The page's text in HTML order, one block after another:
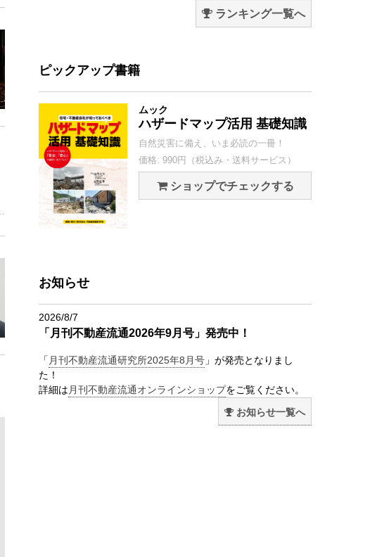
ランキング一覧へ
ピックアップ書籍
ムック
ハザードマップ活用 基礎知識
自然災害に備え、いま必読の一冊！
価格: 990円（税込み・送料サービス）
ショップでチェックする
お知らせ
2026/8/7
「月刊不動産流通2026年9月号」発売中！
「 月刊不動産流通研究所2025年8月号 」が発売となりまし
た！
詳細は 月刊不動産流通オンラインショップをご覧ください。
お知らせ一覧へ